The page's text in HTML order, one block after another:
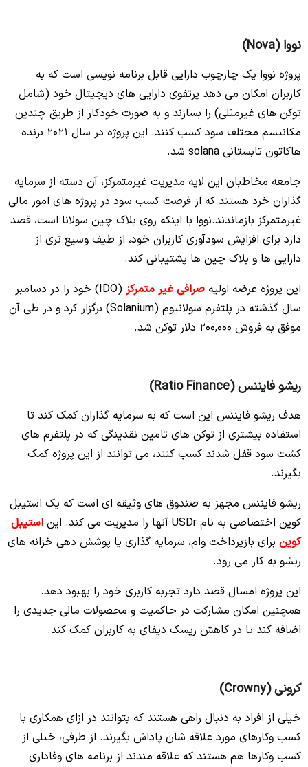
نووا (Nova)
پروژه نووا یک چارچوب دارایی قابل برنامه نویسی است که به
کاربران امکان می دهد پرتفوی دارایی های دیجیتال خود (شامل
توکن های غیرمثلی) را بسازند و به صورت خودکار از طریق چندین
مکانیسم مختلف سود کسب کنند. این پروژه در سال 2021 برنده
هاکاتون تابستانی solana شد.
جامعه مخاطبان این لایه مدیریت غیرمتمرکز، آن دسته از سرمایه
گذاران خرد هستند که از فرصت کسب سود در پروژه های امور مالی
غیرمتمرکز بازماندند.نووا با اینکه روی بلاک چین سولانا است، قصد
دارد برای افزایش سودآوری کاربران خود، از طیف وسیع تری از
دارایی ها و بلاک چین ها پشتیبانی کند.
این پروژه عرضه اولیه صرافی غیر متمرکز
(IDO) خود را در دسامبر
سال گذشته در پلتفرم سولانیوم (Solanium) برگزار کرد و در طی آن
موفق به فروش 200,000 دلار توکن شد.
ریشو فایننس (Ratio Finance)
هدف ریشو فایننس این است که به سرمایه گذاران کمک کند تا
استفاده بیشتری از توکن های تامین نقدینگی که در پلتفرم های
کشت سود قفل شدند کسب کنند، می توانند از این پروژه کمک
بگیرند.
ریشو فایننس مجهز به صندوق های وثیقه ای است که یک استیبل
کوین اختصاصی به نام USDr آنها را مدیریت می کند. این
استیبل
کوین برای بازپرداخت وام، سرمایه گذاری یا پوشش دهی خزانه های
ریشو به کار می رود.
این پروژه امسال قصد دارد تجربه کاربری خود را بهبود دهد.
همچنین امکان مشارکت در حاکمیت و محصولات مالی جدیدی را
اضافه کند تا در کاهش ریسک دیفای به کاربران کمک کند.
کرونی (Crowny)
خیلی از افراد به دنبال راهی هستند که بتوانند در ازای همکاری با
کسب وکارهای مورد علاقه شان پاداش بگیرند. از طرفی، خیلی از
کسب وکارها هم هستند که علاقه مندند از برنامه های وفاداری